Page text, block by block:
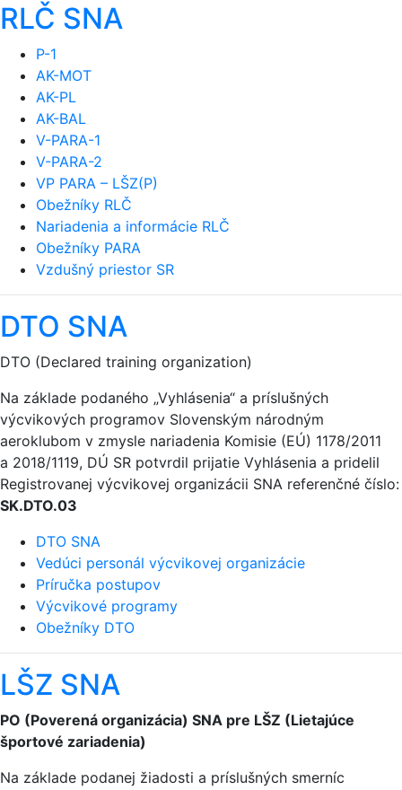
RLČ SNA
P-1
AK-MOT
AK-PL
AK-BAL
V-PARA-1
V-PARA-2
VP PARA – LŠZ(P)
Obežníky RLČ
Nariadenia a informácie RLČ
Obežníky PARA
Vzdušný priestor SR
DTO SNA
DTO (Declared training organization)
Na základe podaného „Vyhlásenia“ a príslušných
výcvikových programov Slovenským národným
aeroklubom v zmysle nariadenia Komisie (EÚ) 1178/2011
a 2018/1119, DÚ SR potvrdil prijatie Vyhlásenia a pridelil
Registrovanej výcvikovej organizácii SNA referenčné číslo:
SK.DTO.03
DTO SNA
Vedúci personál výcvikovej organizácie
Príručka postupov
Výcvikové programy
Obežníky DTO
LŠZ SNA
PO (Poverená organizácia) SNA pre LŠZ (Lietajúce
športové zariadenia)
Na základe podanej žiadosti a príslušných smerníc